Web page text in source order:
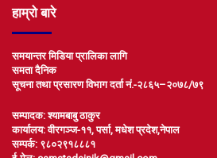
हाम्रो बारे
समयान्तर मिडिया प्रालिका लागि
समता दैनिक
सूचना तथा प्रसारण विभाग दर्ता नं.-२८६५–२०७८/७९
सम्पादक: श्यामबाबु ठाकुर
कार्यालय: वीरगञ्ज-११, पर्सा, मधेश प्रदेश,नेपाल
सम्पर्क: ९८०२९१८८८१